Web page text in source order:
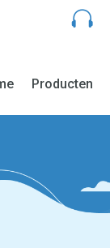

Producten